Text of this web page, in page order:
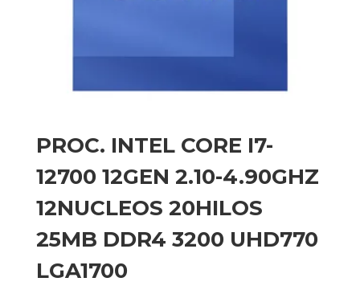
PROC. INTEL CORE I7-
12700 12GEN 2.10-4.90GHZ
12NUCLEOS 20HILOS
25MB DDR4 3200 UHD770
LGA1700